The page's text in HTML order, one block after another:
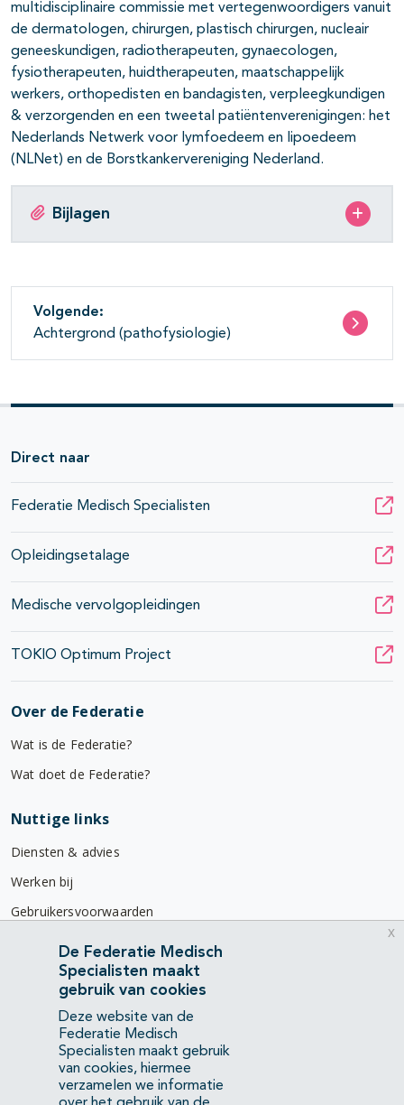
multidisciplinaire commissie met vertegenwoordigers vanuit
de dermatologen, chirurgen, plastisch chirurgen, nucleair
geneeskundigen, radiotherapeuten, gynaecologen,
fysiotherapeuten, huidtherapeuten, maatschappelijk
werkers, orthopedisten en bandagisten, verpleegkundigen
& verzorgenden en een tweetal patiëntenverenigingen: het
Nederlands Netwerk voor lymfoedeem en lipoedeem
(NLNet) en de Borstkankervereniging Nederland.
Bijlagen
Volgende:
Achtergrond (pathofysiologie)
Direct naar
Federatie Medisch Specialisten
Opleidingsetalage
Medische vervolgopleidingen
TOKIO Optimum Project
Over de Federatie
Wat is de Federatie?
Wat doet de Federatie?
Nuttige links
Diensten & advies
Werken bij
Gebruikersvoorwaarden
Privacyverklaring
Contact
Mercatorlaan 1200
3528 BL Utrecht
(088) 505 34 34
info@richtlijnendatabase.nl
De Federatie Medisch
Specialisten maakt
gebruik van cookies
Deze website van de
Federatie Medisch
Specialisten maakt gebruik
van cookies, hiermee
verzamelen we informatie
x